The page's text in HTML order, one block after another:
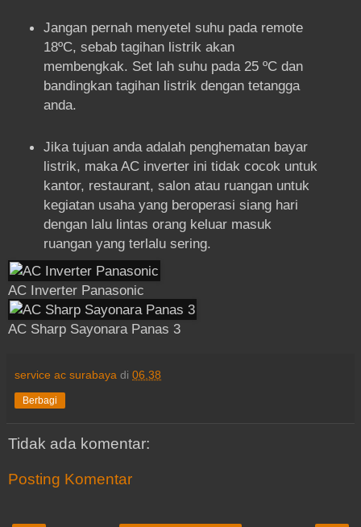
Jangan pernah menyetel suhu pada remote
18ºC, sebab tagihan listrik akan
membengkak. Set lah suhu pada 25 ºC dan
bandingkan tagihan listrik dengan tetangga
anda.
Jika tujuan anda adalah penghematan bayar
listrik, maka AC inverter ini tidak cocok untuk
kantor, restaurant, salon atau ruangan untuk
kegiatan usaha yang beroperasi siang hari
dengan lalu lintas orang keluar masuk
ruangan yang terlalu sering.
AC Inverter Panasonic
AC Sharp Sayonara Panas 3
service ac surabaya di 06.38
Berbagi
Tidak ada komentar:
Posting Komentar